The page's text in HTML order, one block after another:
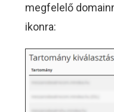
megfelelő
ikonra: